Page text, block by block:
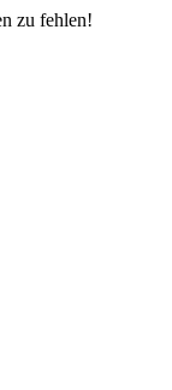
zu fehlen!